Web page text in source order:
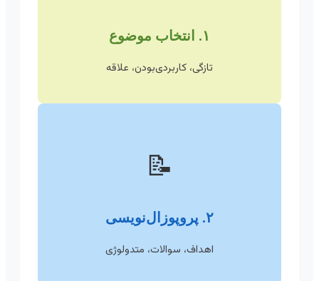
تازگی، کاربردی‌بودن، علاقه
📝
اهداف، سوالات، متدولوژی